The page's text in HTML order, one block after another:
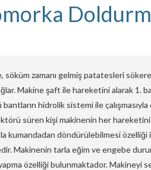
söküm zamanı gelmiş patatesleri
Makine şaft ile hareketini alarak 1.
bantların hidrolik sistemi ile
süren kişi makinenin her
kumandadan döndürülebilmesi özelliği
Makinenin tarla eğim ve engebe
özelliği bulunmaktador. Makineyi